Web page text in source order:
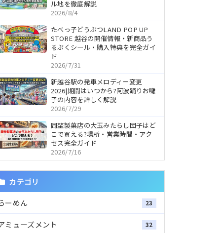
ル地を徹底解説
2026/8/4
たべっ子どうぶつLAND POP UP
STORE 越谷の開催情報・新商品う
るぷくシール・購入特典を完全ガイ
ド
2026/7/31
新越谷駅の発車メロディー変更
2026|期間はいつから?阿波踊りお囃
子の内容を詳しく解説
2026/7/29
岡埜製菓店の大玉みたらし団子はど
こで買える?場所・営業時間・アク
セス完全ガイド
2026/7/16
カテゴリ
ーめん 23
ミューズメント 32